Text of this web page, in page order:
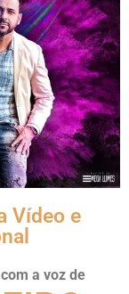
Vídeo e
a voz de